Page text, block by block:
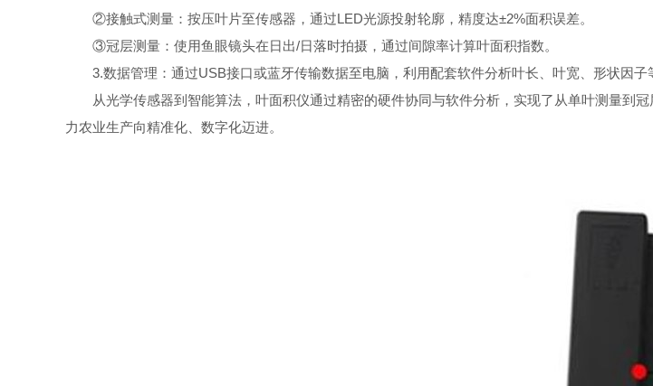
②接触式测量：按压叶片至传感器，通过LED光源投射轮廓，精度达±2%面积误差。
③冠层测量：使用鱼眼镜头在日出/日落时拍摄，通过间隙率计算叶面积指数。
3.数据管理：通过USB接口或蓝牙传输数据至电脑，利用配套软件分析叶长、叶宽、形状因子
从光学传感器到智能算法，叶面积仪通过精密的硬件协同与软件分析，实现了从单叶测量到
力农业生产向精准化、数字化迈进。